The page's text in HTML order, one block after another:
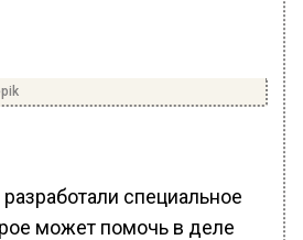
специальное
может помочь в деле